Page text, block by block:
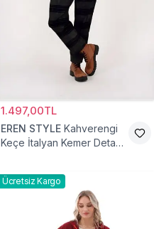
1.497,00TL
EREN STYLE Kahverengi
Keçe İtalyan Kemer Detaylı
Ücretsiz Kargo